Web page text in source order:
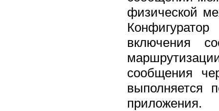
физической
включения
сообщения
выполняется
приложения.